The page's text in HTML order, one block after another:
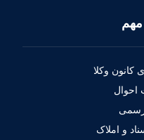
مهم
کانون وکلا
احوال
رسمی
و املاک